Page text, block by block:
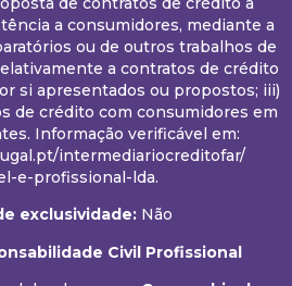
a consumidores, mediante a
ou de outros trabalhos de
a contratos de crédito
si apresentados ou propostos; iii)
de crédito com consumidores em
Informação verificável em:
intermediariocreditofar/
e-profissional-lda.
exclusividade:Não
Civil Profissional